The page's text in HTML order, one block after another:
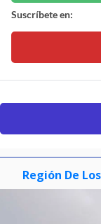
Suscríbete en:
Región De